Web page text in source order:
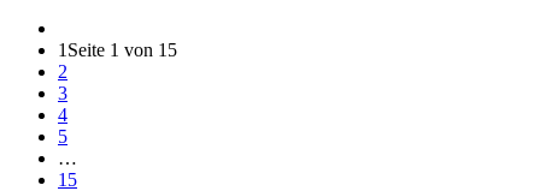
1 Seite 1 von 15
2
3
4
5
…
15